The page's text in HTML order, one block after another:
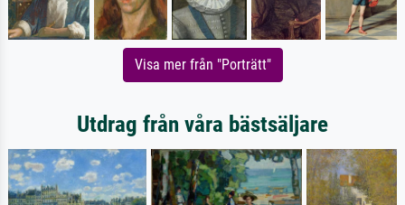
Visa mer från "Porträtt"
Utdrag från våra bästsäljare